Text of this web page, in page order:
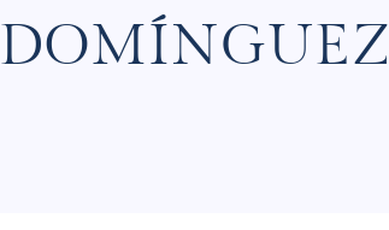
DOMÍNGUEZ